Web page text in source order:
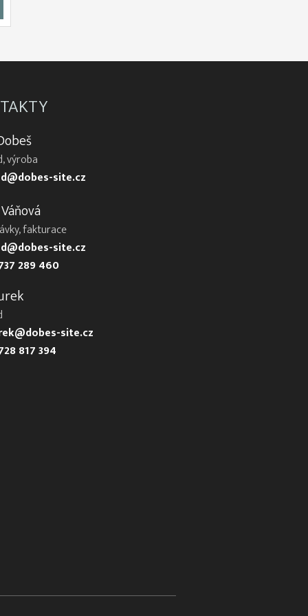
výroba
site.cz
fakturace
site.cz
289 460
site.cz
817 394